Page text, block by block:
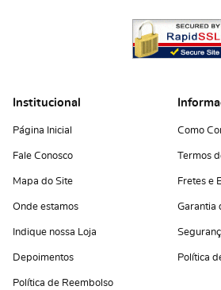
Institucional
Página Inicial
Fale Conosco
Mapa do Site
Onde estamos
Indique nossa Loja
Depoimentos
Política de Reembolso
Como
Termos
Fretes e
Garantia
Política